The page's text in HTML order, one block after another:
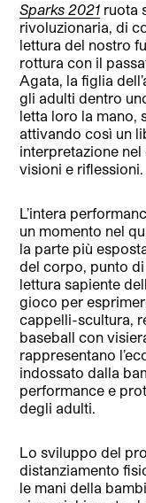
Sparks 2021 ruota
rivoluzionaria, di
lettura del nostro
rottura con il
Agata, la figlia
gli adulti dentro
letta loro la mano,
attivando così un
interpretazione nel
visioni e riflessioni.
L’intera
un momento nel
la parte più
del corpo, punto
lettura sapiente
gioco per
cappelli-scultura,
baseball con
rappresentano
indossato dalla
performance e
degli adulti.
Lo sviluppo del
distanziamento
le mani della